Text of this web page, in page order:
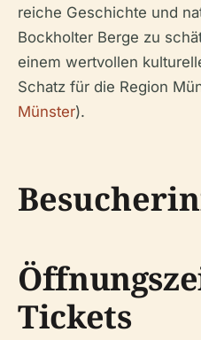
reiche Geschichte und
Bockholter Berge zu
einem wertvollen
Schatz für die Region
Münster).
Tickets